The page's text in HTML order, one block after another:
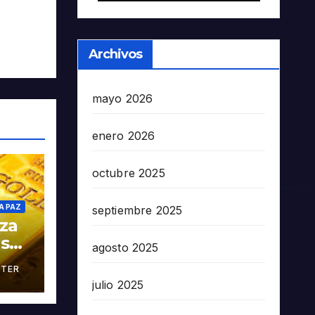
PAZ
Archivos
mayo 2026
enero 2026
octubre 2025
septiembre 2025
agosto 2025
julio 2025